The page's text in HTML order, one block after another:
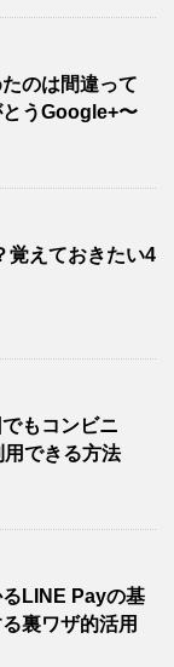
のは間違って
うGoogle+〜
覚えておきたい4
もコンビニ
できる方法
LINE Payの基
裏ワザ的活用